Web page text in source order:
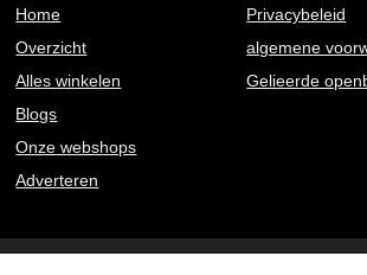
Home
Overzicht
Alles winkelen
Blogs
Onze webshops
Adverteren
Privacybeleid
algemene
Gelieerde